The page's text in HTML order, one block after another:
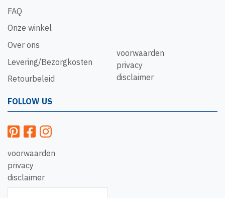
FAQ
Onze winkel
Over ons
Levering/Bezorgkosten
Retourbeleid
voorwaarden
privacy
disclaimer
FOLLOW US
voorwaarden
privacy
disclaimer